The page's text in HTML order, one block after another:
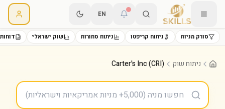
EN
סורק מניות ניתוח קריפטו ניתוח סחורות שוק ישראלי
ניתוח שוק Carter's Inc (CRI)